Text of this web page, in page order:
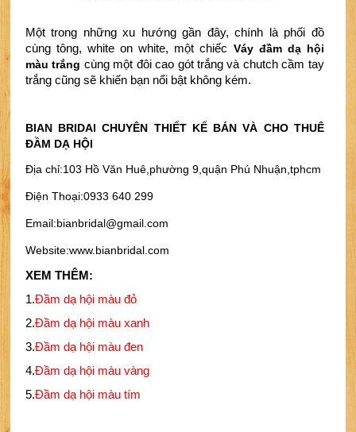
Một trong những xu hướng gần đây, chính là phối đồ
cùng tông, white on white, một chiếc Váy đầm dạ hội
màu trắng cùng một đôi cao gót trắng và chutch cầm tay
trắng cũng sẽ khiến bạn nổi bật không kém.
BIAN BRIDAl CHUYÊN THIẾT KẾ BÁN VÀ CHO THUÊ
ĐẦM DẠ HỘI
Địa chỉ:103 Hồ Văn Huê,phường 9,quận Phú Nhuận,tphcm
Điện Thoại:0933 640 299
Email:bianbridal@gmail.com
Website:www.bianbridal.com
XEM THÊM:
1.Đầm dạ hội màu đỏ
2.Đầm dạ hội màu xanh
3.Đầm dạ hội màu đen
4.Đầm dạ hội màu vàng
5.Đầm dạ hội màu tím